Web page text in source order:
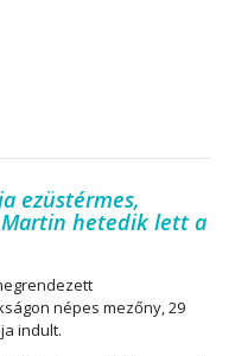
ezüstérmes,
Martin hetedik lett a
népes mezőny, 29
indult.